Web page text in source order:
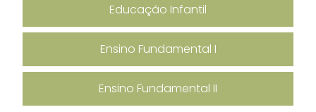
Educação Infantil
Ensino Fundamental I
Ensino Fundamental II